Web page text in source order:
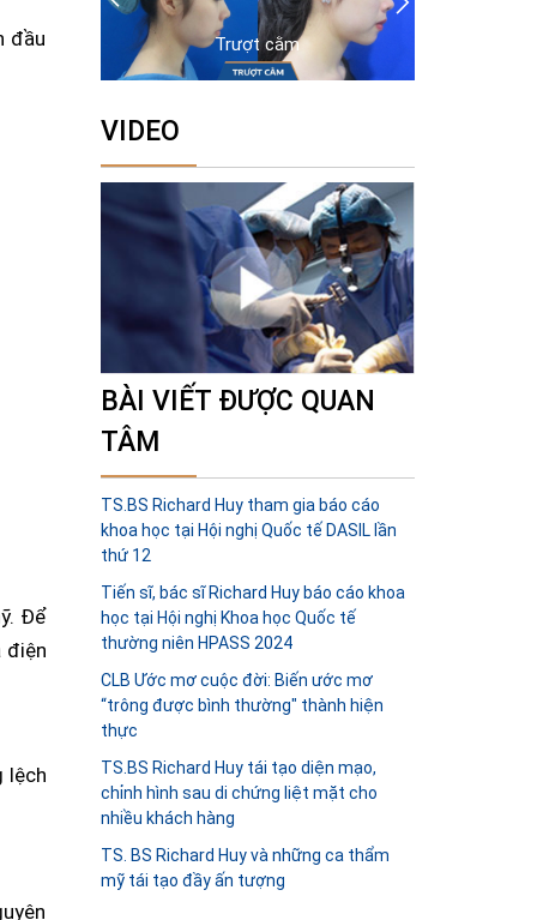
đầu
Để
điện
lệch
Trượt cằm
VIDEO
BÀI VIẾT ĐƯỢC QUAN
TÂM
TS.BS Richard Huy tham gia báo cáo
khoa học tại Hội nghị Quốc tế DASIL lần
thứ 12
Tiến sĩ, bác sĩ Richard Huy báo cáo khoa
học tại Hội nghị Khoa học Quốc tế
thường niên HPASS 2024
CLB Ước mơ cuộc đời: Biến ước mơ
“trông được bình thường" thành hiện
thực
TS.BS Richard Huy tái tạo diện mạo,
chỉnh hình sau di chứng liệt mặt cho
nhiều khách hàng
TS. BS Richard Huy và những ca thẩm
mỹ tái tạo đầy ấn tượng